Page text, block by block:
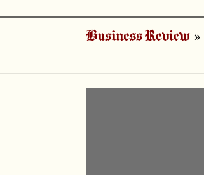
Business Review »